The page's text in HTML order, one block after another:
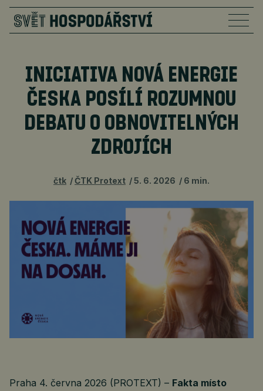
INICIATIVA NOVÁ ENERGIE
ČESKA POSÍLÍ ROZUMNOU
DEBATU O OBNOVITELNÝCH
ZDROJÍCH
čtk ČTK Protext 5. 6. 2026 6 min.
Praha 4. června 2026 (PROTEXT) – Fakta místo